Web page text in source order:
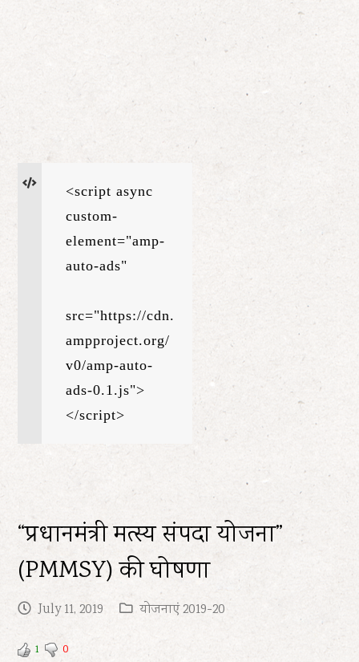
<script async
custom-
element="amp-
auto-ads"
src="https://cdn.
ampproject.org/
v0/amp-auto-
ads-0.1.js">
</script>
“प्रधानमंत्री मत्स्य संपदा योजना”
(PMMSY) की घोषणा
July 11, 2019 योजनाएं 2019-20
1 0